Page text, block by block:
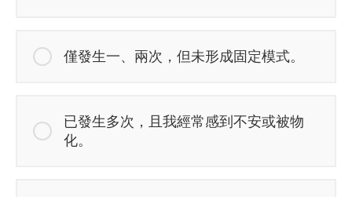
僅發生一、兩次，但未形成固定模式。
已發生多次，且我經常感到不安或被物
化。